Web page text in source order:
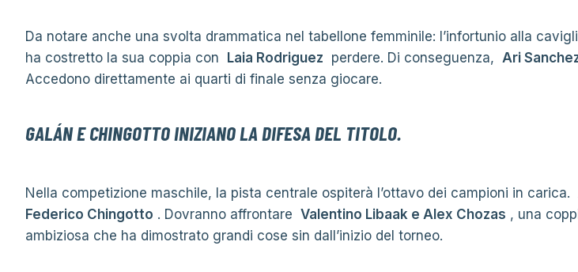
Da notare anche una svolta drammatica nel tabellone femminile: l’infortunio alla
ha costretto la sua coppia con
Laia Rodriguez perdere. Di conseguenza, Ari
Accedono direttamente ai quarti di finale senza giocare.
GALÁN E CHINGOTTO INIZIANO LA DIFESA DEL TITOLO.
Nella competizione maschile, la pista centrale ospiterà l’ottavo dei campioni in carica.
Federico Chingotto . Dovranno affrontare Valentino Libaak e Alex Chozas , una
ambiziosa che ha dimostrato grandi cose sin dall’inizio del torneo.